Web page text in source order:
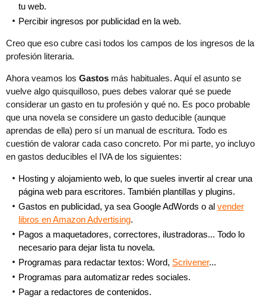
tu web.
Percibir ingresos por publicidad en la web.
Creo que eso cubre casi todos los campos de los ingresos de la
profesión literaria.
Ahora veamos los Gastos más habituales. Aquí el asunto se
vuelve algo quisquilloso, pues debes valorar qué se puede
considerar un gasto en tu profesión y qué no. Es poco probable
que una novela se considere un gasto deducible (aunque
aprendas de ella) pero sí un manual de escritura. Todo es
cuestión de valorar cada caso concreto. Por mi parte, yo incluyo
en gastos deducibles el IVA de los siguientes:
Hosting y alojamiento web, lo que sueles invertir al crear una
página web para escritores. También plantillas y plugins.
Gastos en publicidad, ya sea Google AdWords o al vender
libros en Amazon Advertising.
Pagos a maquetadores, correctores, ilustradoras... Todo lo
necesario para dejar lista tu novela.
Programas para redactar textos: Word, Scrivener...
Programas para automatizar redes sociales.
Pagar a redactores de contenidos.